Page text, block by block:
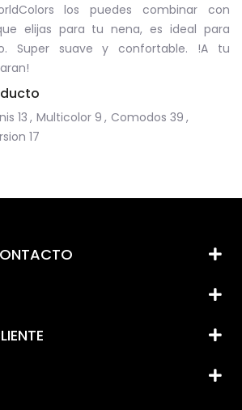
los puedes combinar con
elijas para tu nena, es ideal para
Super suave y confortable. !A tu
13 , Multicolor 9 , Comodos 39 ,
17